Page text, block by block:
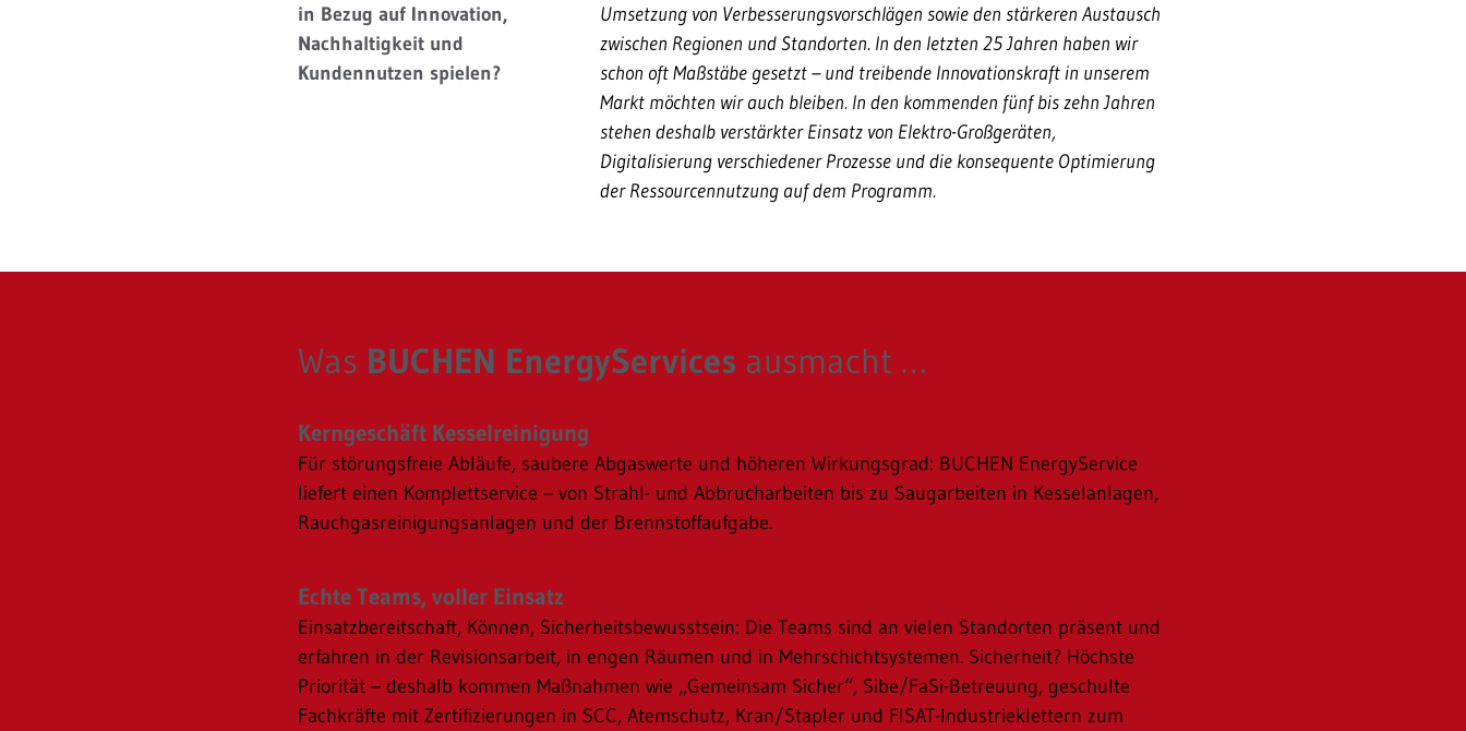
in Bezug auf Innovation,
Nachhaltigkeit und
Kundennutzen spielen?
Umsetzung von Verbesserungsvorschlägen sowie den stärkeren Austausch
zwischen Regionen und Standorten. In den letzten 25 Jahren haben wir
schon oft Maßstäbe gesetzt – und treibende Innovationskraft in unserem
Markt möchten wir auch bleiben. In den kommenden fünf bis zehn Jahren
stehen deshalb verstärkter Einsatz von Elektro-Großgeräten,
Digitalisierung verschiedener Prozesse und die konsequente Optimierung
der Ressourcennutzung auf dem Programm.
Was BUCHEN EnergyServices ausmacht …
Kerngeschäft Kesselreinigung
Für störungsfreie Abläufe, saubere Abgaswerte und höheren Wirkungsgrad: BUCHEN EnergyService
liefert einen Komplettservice – von Strahl- und Abbrucharbeiten bis zu Saugarbeiten in Kesselanlagen,
Rauchgasreinigungsanlagen und der Brennstoffaufgabe.
Echte Teams, voller Einsatz
Einsatzbereitschaft, Können, Sicherheitsbewusstsein: Die Teams sind an vielen Standorten präsent und
erfahren in der Revisionsarbeit, in engen Räumen und in Mehrschichtsystemen. Sicherheit? Höchste
Priorität – deshalb kommen Maßnahmen wie „Gemeinsam Sicher“, Sibe/FaSi-Betreuung, geschulte
Fachkräfte mit Zertifizierungen in SCC, Atemschutz, Kran/Stapler und FISAT-Industrieklettern zum